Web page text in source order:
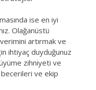
ise en iyi
Olağanüstü
artırmak ve
ihtiyaç duyduğunuz
zihniyeti ve
ve ekip